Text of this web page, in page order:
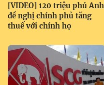
[VIDEO] 120 triệu phú Anh
đề nghị chính phủ tăng
thuế với chính họ